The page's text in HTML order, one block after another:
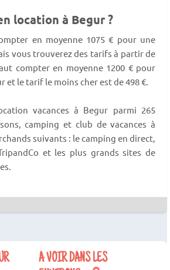
location à Begur ?
en moyenne 1075 € pour une
vous trouverez des tarifs à partir de
compter en moyenne 1200 € pour
et le tarif le moins cher est de 498 €.
vacances à Begur parmi 265
camping et club de vacances à
suivants : le camping en direct,
et les plus grands sites de
A VOIR DANS LES